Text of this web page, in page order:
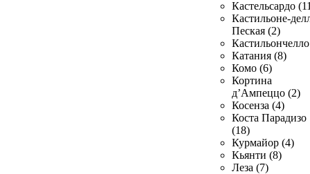
Кастельсардо
Кастильоне-
Пеская (2)
Катания (8)
Комо (6)
Кортина
д’Ампеццо (2)
Косенза (4)
Коста Парадизо
(18)
Курмайор (4)
Кьянти (8)
Леза (7)